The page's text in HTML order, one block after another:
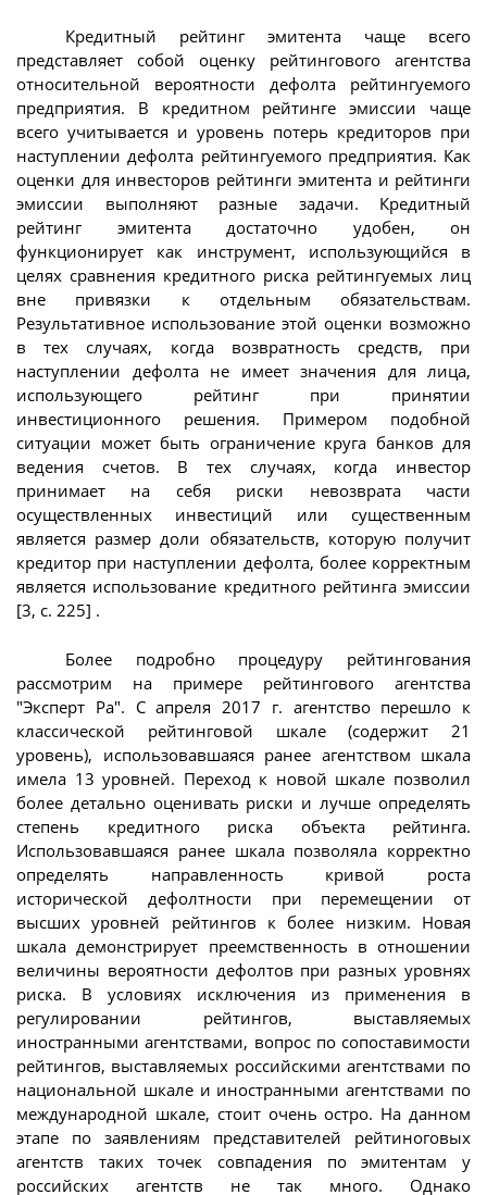
Кредитный рейтинг эмитента чаще всего
представляет собой оценку рейтингового агентства
относительной вероятности дефолта рейтингуемого
предприятия. В кредитном рейтинге эмиссии чаще
всего учитывается и уровень потерь кредиторов при
наступлении дефолта рейтингуемого предприятия. Как
оценки для инвесторов рейтинги эмитента и рейтинги
эмиссии выполняют разные задачи. Кредитный
рейтинг эмитента достаточно удобен, он
функционирует как инструмент, использующийся в
целях сравнения кредитного риска рейтингуемых лиц
вне привязки к отдельным обязательствам.
Результативное использование этой оценки возможно
в тех случаях, когда возвратность средств, при
наступлении дефолта не имеет значения для лица,
использующего рейтинг при принятии
инвестиционного решения. Примером подобной
ситуации может быть ограничение круга банков для
ведения счетов. В тех случаях, когда инвестор
принимает на себя риски невозврата части
осуществленных инвестиций или существенным
является размер доли обязательств, которую получит
кредитор при наступлении дефолта, более корректным
является использование кредитного рейтинга эмиссии
[3, с. 225] .
Более подробно процедуру рейтингования
рассмотрим на примере рейтингового агентства
"Эксперт Ра". С апреля 2017 г. агентство перешло к
классической рейтинговой шкале (содержит 21
уровень), использовавшаяся ранее агентством шкала
имела 13 уровней. Переход к новой шкале позволил
более детально оценивать риски и лучше определять
степень кредитного риска объекта рейтинга.
Использовавшаяся ранее шкала позволяла корректно
определять направленность кривой роста
исторической дефолтности при перемещении от
высших уровней рейтингов к более низким. Новая
шкала демонстрирует преемственность в отношении
величины вероятности дефолтов при разных уровнях
риска. В условиях исключения из применения в
регулировании рейтингов, выставляемых
иностранными агентствами, вопрос по сопоставимости
рейтингов, выставляемых российскими агентствами по
национальной шкале и иностранными агентствами по
международной шкале, стоит очень остро. На данном
этапе по заявлениям представителей рейтиноговых
агентств таких точек совпадения по эмитентам у
российских агентств не так много. Однако